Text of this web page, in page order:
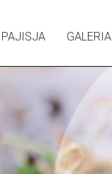
PAJISJA GALERIA